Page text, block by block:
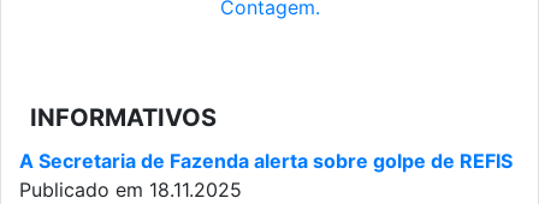
Contagem.
INFORMATIVOS
A Secretaria de Fazenda alerta sobre golpe de REFIS
Publicado em 18.11.2025